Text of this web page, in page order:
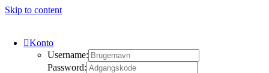
Skip to content
Konto
Username:
Password: